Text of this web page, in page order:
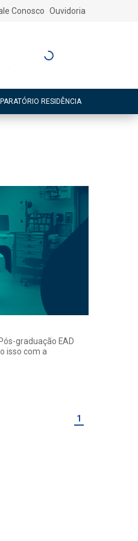
Conosco Ouvidoria
Entre ou Cadastre-
RESIDÊNCIA
graduação EAD
isso com a
1